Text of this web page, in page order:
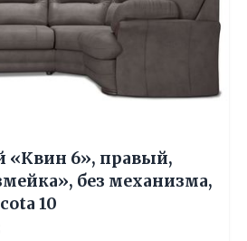
«Квин 6», правый,
без механизма,
10